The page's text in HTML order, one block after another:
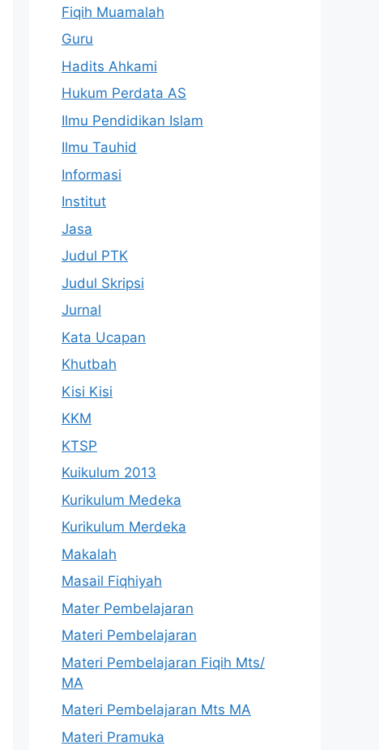
Fiqih Muamalah
Guru
Hadits Ahkami
Hukum Perdata AS
Ilmu Pendidikan Islam
Ilmu Tauhid
Informasi
Institut
Jasa
Judul PTK
Judul Skripsi
Jurnal
Kata Ucapan
Khutbah
Kisi Kisi
KKM
KTSP
Kuikulum 2013
Kurikulum Medeka
Kurikulum Merdeka
Makalah
Masail Fiqhiyah
Mater Pembelajaran
Materi Pembelajaran
Materi Pembelajaran Fiqih Mts/
MA
Materi Pembelajaran Mts MA
Materi Pramuka